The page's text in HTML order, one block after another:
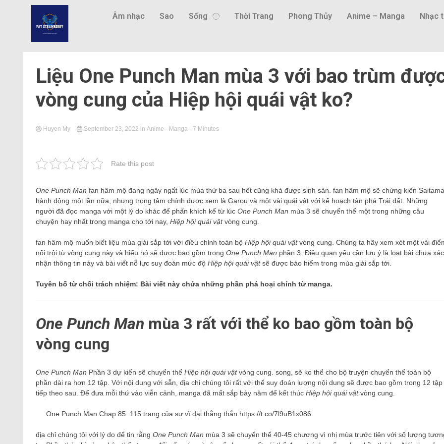
Âm nhạc Sao Sống Thời Trang Phong Thủy Anime – Manga Nhạc
Liệu One Punch Man mùa 3 với bao trùm
vòng cung của Hiệp hội quái vật ko?
Huyen My September 23, 2022 in Anime - Manga - 7 Minutes
Rate this post
One Punch Man fan hâm mộ đang ngây ngất lúc mùa thứ ba sau hết cũng khá được sinh sản. fan hâm mộ sẽ chứng kiến ​​Saitama
hành động một lần nữa, nhưng trọng tâm chính được xem là Garou và một vài quái vật với kế hoạch tàn phá Trái đất. Những
người đã đọc manga với một lý do khác để phấn khích kể từ lúc One Punch Man mùa 3 sẽ chuyển thể một trong những câu
chuyện hay nhất trong manga cho tới nay, Hiệp hội quái vậtvòng cung.
fan hâm mộ muốn biết liệu mùa giải sắp tới với điều chỉnh toàn bộ Hiệp hội quái vậtvòng cung. Chúng ta hãy xem xét một vài
nổi trội từ vòng cung này và hiểu nó sẽ được bao gồm trong One Punch Man phần 3. Điều quan yếu cần lưu ý là loạt bài chưa xác
nhận thông tin này và bài viết nỗ lực suy đoán mức độ Hiệp hội quái vậtsẽ được bảo hiểm trong mùa giải sắp tới.
Tuyên bố từ chối trách nhiệm: Bài viết này chứa những phần phá hoại chính từ manga.
One Punch Man mùa 3 rất với thể ko bao gồm toàn bộ
vòng cung
One Punch Man Phần 3 dự kiến ​​sẽ chuyển thể Hiệp hội quái vậtvòng cung. song, sẽ ko thể cho bộ truyện chuyển thể toàn bộ
phần dài ra hơn 12 tập. Với nội dung với sẵn, địa chỉ chúng tôi rất với thể suy đoán lượng nội dung sẽ được bao gồm trong 12 tập
tiếp theo sau. Để đưa mỗi thứ vào viễn cảnh, manga đã mất sắp bảy năm để kết thúc Hiệp hội quái vậtvòng cung.
One Punch Man Chap 85: 115 trang của sự vĩ đại thẳng thắn https://t.co/7l9uB1x086
địa chỉ chúng tôi với lý do để tin rằng One Punch Man mùa 3 sẽ chuyển thể 40-45 chương vì nhị mùa trước tiên với số lượng